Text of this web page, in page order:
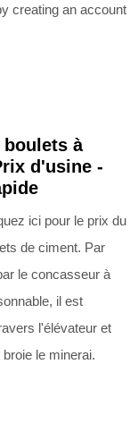
creating an account
boulets à
d'usine -
ici pour le prix du
de ciment. Par
le concasseur à
il est
l'élévateur et
le minerai.